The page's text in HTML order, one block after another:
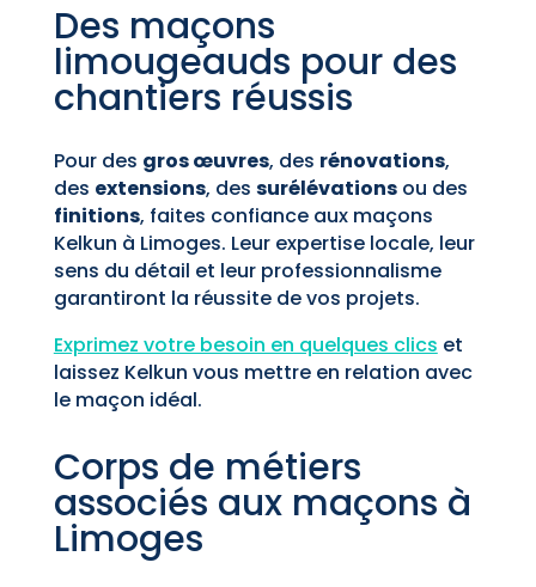
Des maçons
limougeauds pour des
chantiers réussis
Pour des gros œuvres, des rénovations,
des extensions, des surélévationsou des
finitions, faites confiance aux maçons
Kelkun à Limoges. Leur expertise locale, leur
sens du détail et leur professionnalisme
garantiront la réussite de vos projets.
Exprimez votre besoin en quelques clics et
laissez Kelkun vous mettre en relation avec
le maçon idéal.
Corps de métiers
associés aux maçons à
Limoges